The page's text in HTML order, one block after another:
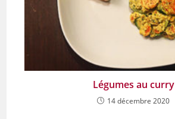
Légumes au curry
14 décembre 2020